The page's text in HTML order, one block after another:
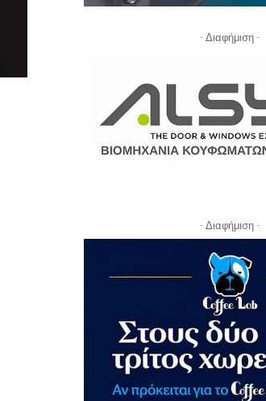
- Διαφήμιση -
- Διαφήμιση -